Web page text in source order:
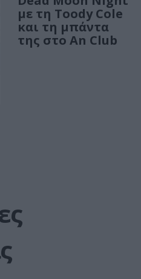
με τη Toody Cole
και τη μπάντα
της στο An Club